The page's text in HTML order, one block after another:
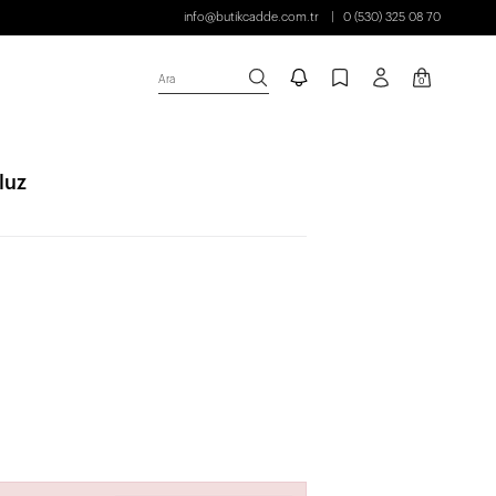
info@butikcadde.com.tr 0 (530) 325 08 70
Ara 0